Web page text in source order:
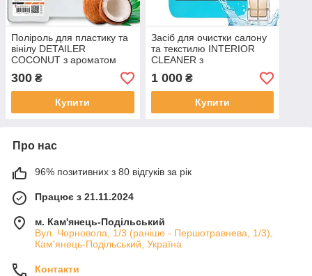
Поліроль для пластику та
вінілу DETAILER
COCONUT з ароматом
кокосу, 1L
300 ₴
Купити
Засіб для очистки салону
та текстилю INTERIOR
CLEANER з
парфумованим ароматом,
5L
1 000₴
Купити
Про нас
96% позитивних з 80 відгуків за рік
Працює з 21.11.2024
м. Кам'янець-Подільський
Вул. Чорновола, 1/3 (раніше - Першотравнева, 1/3),
Кам'янець-Подільський, Україна
Контакти